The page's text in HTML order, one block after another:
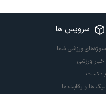
سرویس ها
سوژه‌های ورزشی شما
اخبار ورزشی
پادکست
لیگ ها و رقابت ها